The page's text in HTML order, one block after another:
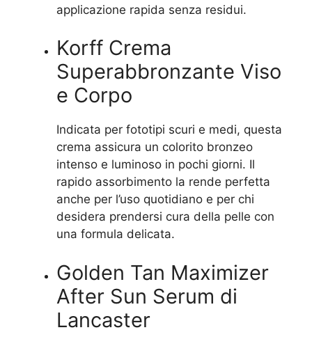
applicazione rapida senza residui.
Korff Crema
Superabbronzante Viso
e Corpo
Indicata per fototipi scuri e medi, questa
crema assicura un colorito bronzeo
intenso e luminoso in pochi giorni. Il
rapido assorbimento la rende perfetta
anche per l’uso quotidiano e per chi
desidera prendersi cura della pelle con
una formula delicata.
Golden Tan Maximizer
After Sun Serum di
Lancaster